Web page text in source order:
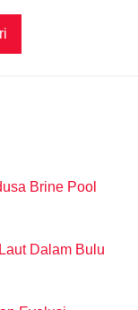
Brine Pool
Dalam Bulu